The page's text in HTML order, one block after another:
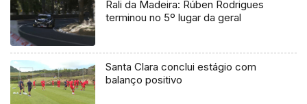
Rali da Madeira: Rúben Rodrigues
terminou no 5º lugar da geral
Santa Clara conclui estágio com
balanço positivo